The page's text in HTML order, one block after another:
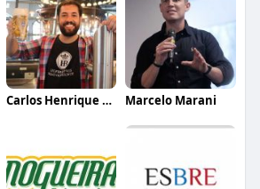
Carlos Henrique de Faria Vasconcelos Marcelo Marani